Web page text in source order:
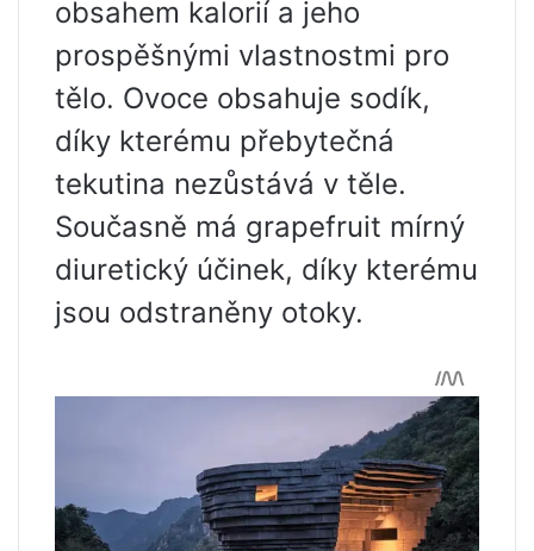
obsahem kalorií a jeho
prospěšnými vlastnostmi pro
tělo. Ovoce obsahuje sodík,
díky kterému přebytečná
tekutina nezůstává v těle.
Současně má grapefruit mírný
diuretický účinek, díky kterému
jsou odstraněny otoky.